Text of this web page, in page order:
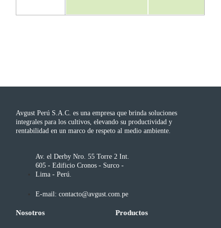
Avgust Perú S.A.C. es una empresa que brinda soluciones
integrales para los cultivos, elevando su productividad y
rentabilidad en un marco de respeto al medio ambiente.
Av. el Derby Nro. 55 Torre 2 Int.
605 - Edificio Cronos - Surco -
Lima - Perú.
E-mail: contacto@avgust.com.pe
Nosotros Productos